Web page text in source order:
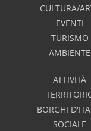
CULTURA/
EVENTI
TURISMO
AMBIENTE
ATTIVITÀ
BORGHI
SOCIALE